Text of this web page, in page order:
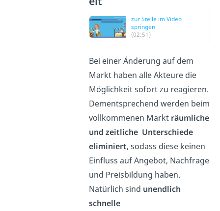
zur Stelle im Video
springen
(02:51)
Bei einer Änderung auf dem
Markt haben alle Akteure die
Möglichkeit sofort zu reagieren.
Dementsprechend werden beim
vollkommenen Markt räumliche
und zeitliche Unterschiede
eliminiert, sodass diese keinen
Einfluss auf Angebot, Nachfrage
und Preisbildung haben.
Natürlich sind unendlich
schnelle